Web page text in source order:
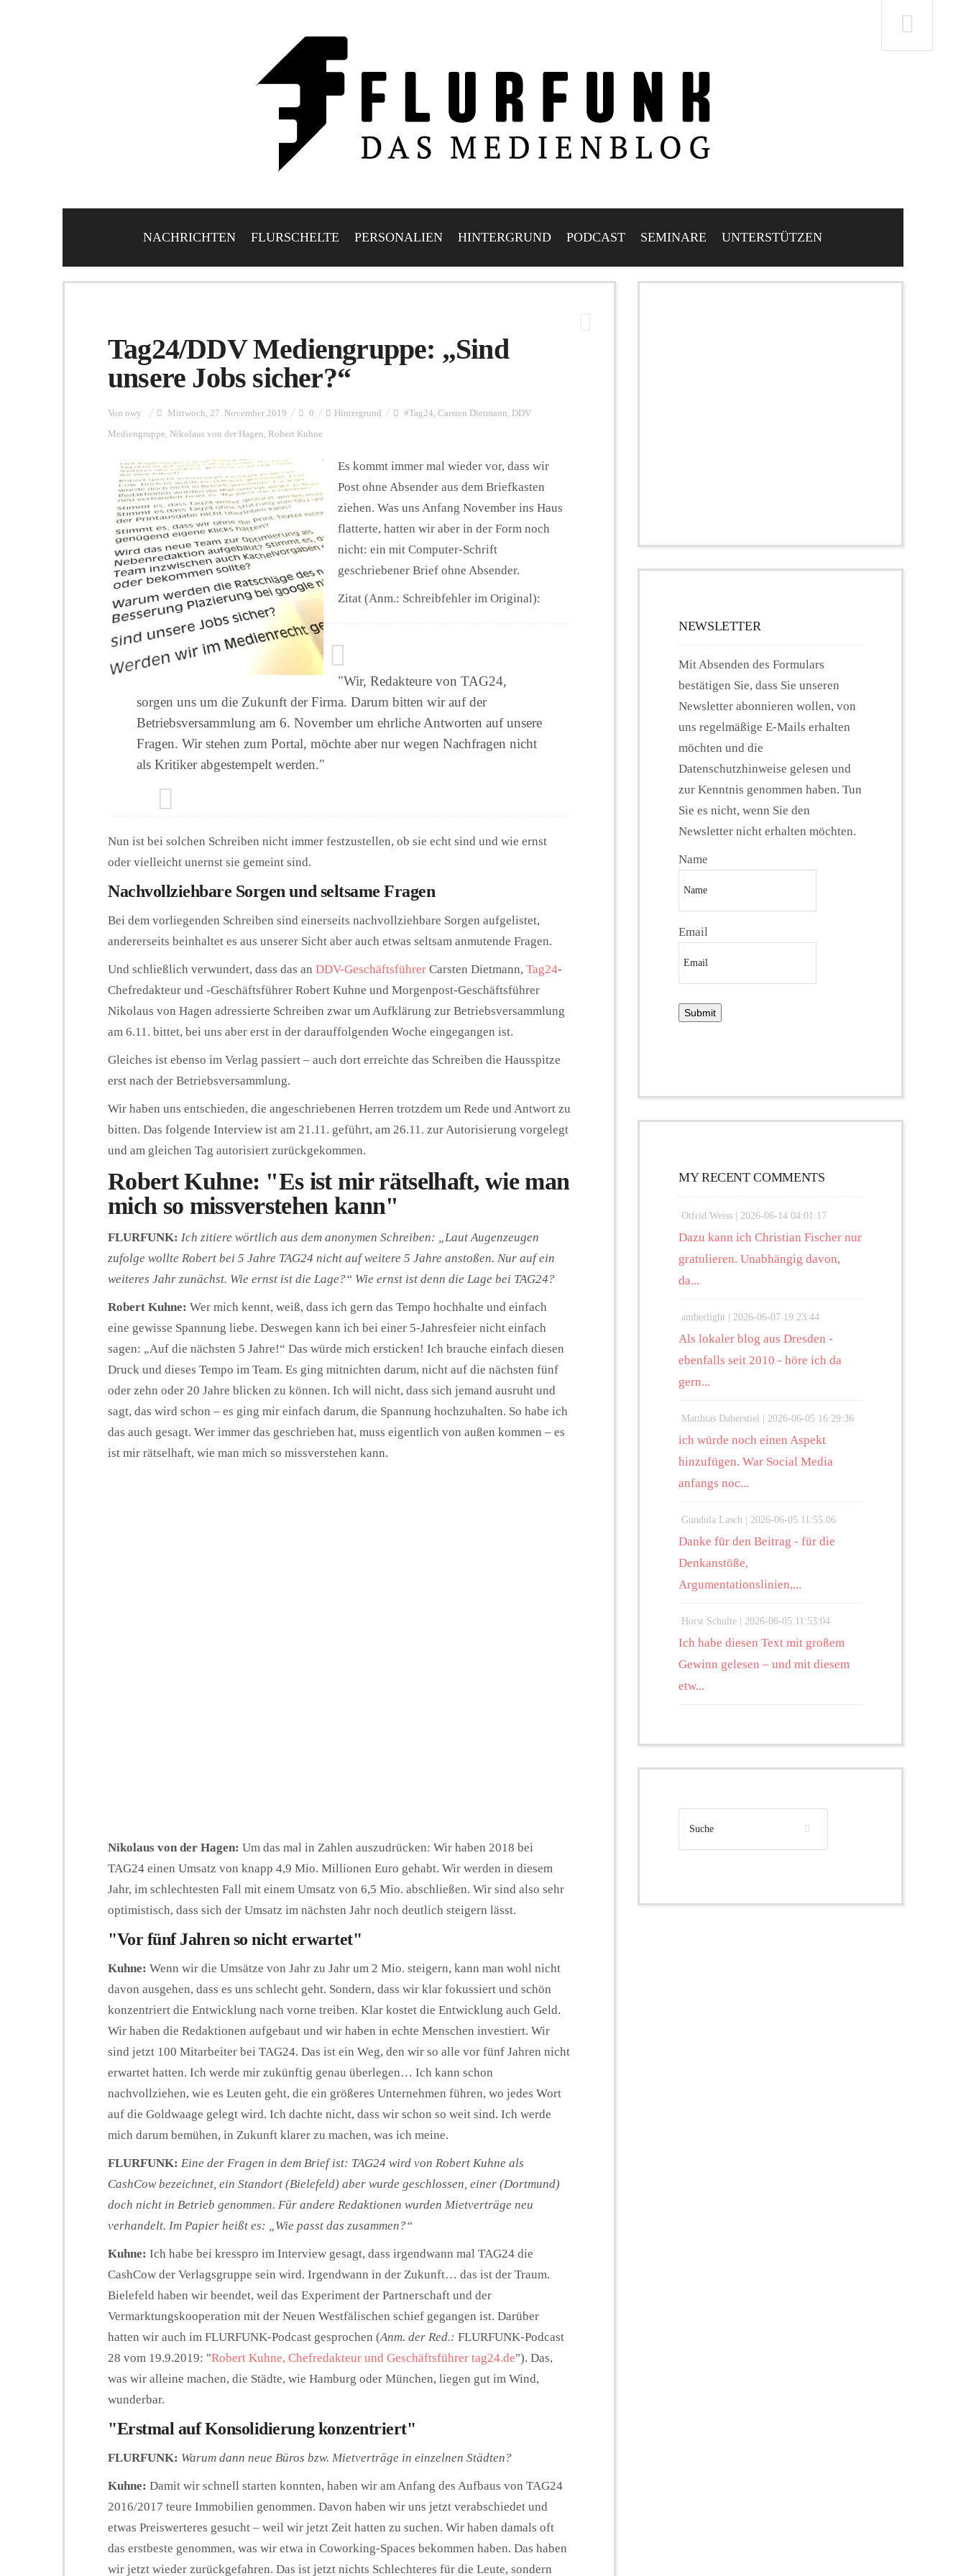
NACHRICHTEN FLURSCHELTE PERSONALIEN HINTERGRUND PODCAST SEMINARE UNTERSTÜTZEN
Tag24/DDV Mediengruppe: „Sind
unsere Jobs sicher?“
Von owy Mittwoch, 27. November 2019 0 Hintergrund #Tag24, Carsten Dietmann, DDV
Mediengruppe, Nikolaus von der Hagen, Robert Kuhne
Es kommt immer mal wieder vor, dass wir
Post ohne Absender aus dem Briefkasten
ziehen. Was uns Anfang November ins Haus
flatterte, hatten wir aber in der Form noch
nicht: ein mit Computer-Schrift
geschriebener Brief ohne Absender.
Zitat (Anm.: Schreibfehler im Original):
"Wir, Redakteure von TAG24,
sorgen uns um die Zukunft der Firma. Darum bitten wir auf der
Betriebsversammlung am 6. November um ehrliche Antworten auf unsere
Fragen. Wir stehen zum Portal, möchte aber nur wegen Nachfragen nicht
als Kritiker abgestempelt werden."
Nun ist bei solchen Schreiben nicht immer festzustellen, ob sie echt sind und wie ernst
oder vielleicht unernst sie gemeint sind.
Nachvollziehbare Sorgen und seltsame Fragen
Bei dem vorliegenden Schreiben sind einerseits nachvollziehbare Sorgen aufgelistet,
andererseits beinhaltet es aus unserer Sicht aber auch etwas seltsam anmutende Fragen.
Und schließlich verwundert, dass das an DDV-Geschäftsführer Carsten Dietmann, Tag24-
Chefredakteur und -Geschäftsführer Robert Kuhne und Morgenpost-Geschäftsführer
Nikolaus von Hagen adressierte Schreiben zwar um Aufklärung zur Betriebsversammlung
am 6.11. bittet, bei uns aber erst in der darauffolgenden Woche eingegangen ist.
Gleiches ist ebenso im Verlag passiert – auch dort erreichte das Schreiben die Hausspitze
erst nach der Betriebsversammlung.
Wir haben uns entschieden, die angeschriebenen Herren trotzdem um Rede und Antwort zu
bitten. Das folgende Interview ist am 21.11. geführt, am 26.11. zur Autorisierung vorgelegt
und am gleichen Tag autorisiert zurückgekommen.
Robert Kuhne: "Es ist mir rätselhaft, wie man
mich so missverstehen kann"
FLURFUNK: Ich zitiere wörtlich aus dem anonymen Schreiben: „Laut Augenzeugen
zufolge wollte Robert bei 5 Jahre TAG24 nicht auf weitere 5 Jahre anstoßen. Nur auf ein
weiteres Jahr zunächst. Wie ernst ist die Lage?“ Wie ernst ist denn die Lage bei TAG24?
Robert Kuhne: Wer mich kennt, weiß, dass ich gern das Tempo hochhalte und einfach
eine gewisse Spannung liebe. Deswegen kann ich bei einer 5-Jahresfeier nicht einfach
sagen: „Auf die nächsten 5 Jahre!“ Das würde mich ersticken! Ich brauche einfach diesen
Druck und dieses Tempo im Team. Es ging mitnichten darum, nicht auf die nächsten fünf
oder zehn oder 20 Jahre blicken zu können. Ich will nicht, dass sich jemand ausruht und
sagt, das wird schon – es ging mir einfach darum, die Spannung hochzuhalten. So habe ich
das auch gesagt. Wer immer das geschrieben hat, muss eigentlich von außen kommen – es
ist mir rätselhaft, wie man mich so missverstehen kann.
Nikolaus von der Hagen: Um das mal in Zahlen auszudrücken: Wir haben 2018 bei
TAG24 einen Umsatz von knapp 4,9 Mio. Millionen Euro gehabt. Wir werden in diesem
Jahr, im schlechtesten Fall mit einem Umsatz von 6,5 Mio. abschließen. Wir sind also sehr
optimistisch, dass sich der Umsatz im nächsten Jahr noch deutlich steigern lässt.
"Vor fünf Jahren so nicht erwartet"
Kuhne: Wenn wir die Umsätze von Jahr zu Jahr um 2 Mio. steigern, kann man wohl nicht
davon ausgehen, dass es uns schlecht geht. Sondern, dass wir klar fokussiert und schön
konzentriert die Entwicklung nach vorne treiben. Klar kostet die Entwicklung auch Geld.
Wir haben die Redaktionen aufgebaut und wir haben in echte Menschen investiert. Wir
sind jetzt 100 Mitarbeiter bei TAG24. Das ist ein Weg, den wir so alle vor fünf Jahren nicht
erwartet hatten. Ich werde mir zukünftig genau überlegen… Ich kann schon
nachvollziehen, wie es Leuten geht, die ein größeres Unternehmen führen, wo jedes Wort
auf die Goldwaage gelegt wird. Ich dachte nicht, dass wir schon so weit sind. Ich werde
mich darum bemühen, in Zukunft klarer zu machen, was ich meine.
FLURFUNK: Eine der Fragen in dem Brief ist: TAG24 wird von Robert Kuhne als
CashCow bezeichnet, ein Standort (Bielefeld) aber wurde geschlossen, einer (Dortmund)
doch nicht in Betrieb genommen. Für andere Redaktionen wurden Mietverträge neu
verhandelt. Im Papier heißt es: „Wie passt das zusammen?“
Kuhne: Ich habe bei kresspro im Interview gesagt, dass irgendwann mal TAG24 die
CashCow der Verlagsgruppe sein wird. Irgendwann in der Zukunft… das ist der Traum.
Bielefeld haben wir beendet, weil das Experiment der Partnerschaft und der
Vermarktungskooperation mit der Neuen Westfälischen schief gegangen ist. Darüber
hatten wir auch im FLURFUNK-Podcast gesprochen (Anm. der Red.: FLURFUNK-Podcast
28 vom 19.9.2019: "Robert Kuhne, Chefredakteur und Geschäftsführer tag24.de"). Das,
was wir alleine machen, die Städte, wie Hamburg oder München, liegen gut im Wind,
wunderbar.
"Erstmal auf Konsolidierung konzentriert"
FLURFUNK: Warum dann neue Büros bzw. Mietverträge in einzelnen Städten?
Kuhne: Damit wir schnell starten konnten, haben wir am Anfang des Aufbaus von TAG24
2016/2017 teure Immobilien genommen. Davon haben wir uns jetzt verabschiedet und
etwas Preiswerteres gesucht – weil wir jetzt Zeit hatten zu suchen. Wir haben damals oft
das erstbeste genommen, was wir etwa in Coworking-Spaces bekommen haben. Das haben
wir jetzt wieder zurückgefahren. Das ist jetzt nichts Schlechteres für die Leute, sondern
NEWSLETTER
Mit Absenden des Formulars
bestätigen Sie, dass Sie unseren
Newsletter abonnieren wollen, von
uns regelmäßige E-Mails erhalten
möchten und die
Datenschutzhinweise gelesen und
zur Kenntnis genommen haben. Tun
Sie es nicht, wenn Sie den
Newsletter nicht erhalten möchten.
Name
Email
MY RECENT COMMENTS
Otfrid Weiss | 2026-06-14 04:01:17
Dazu kann ich Christian Fischer nur
gratulieren. Unabhängig davon,
da...
amberlight | 2026-06-07 19:23:44
Als lokaler blog aus Dresden -
ebenfalls seit 2010 - höre ich da
gern...
Matthias Daberstiel | 2026-06-05 16:29:36
ich würde noch einen Aspekt
hinzufügen. War Social Media
anfangs noc...
Gundula Lasch | 2026-06-05 11:55:06
Danke für den Beitrag - für die
Denkanstöße,
Argumentationslinien,...
Horst Schulte | 2026-06-05 11:53:04
Ich habe diesen Text mit großem
Gewinn gelesen – und mit diesem
etw...